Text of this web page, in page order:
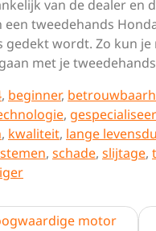
van de dealer en
tweedehands
wordt. Zo kun
met je
, beginner,
,
, kwaliteit, lange
, schade, slijtage,
motor